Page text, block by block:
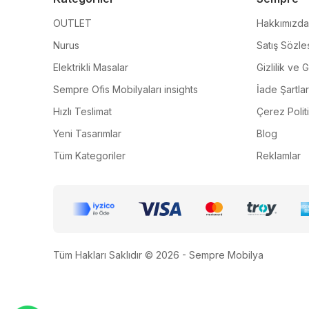
OUTLET
Nurus
Elektrikli Masalar
Sempre Ofis Mobilyaları insights
Hızlı Teslimat
Yeni Tasarımlar
Tüm Kategoriler
Hakkımızda
Satış
Gizlilik ve
İade
Çerez
Blog
Reklamlar
Tüm Hakları Saklıdır © 2026 - Sempre Mobilya